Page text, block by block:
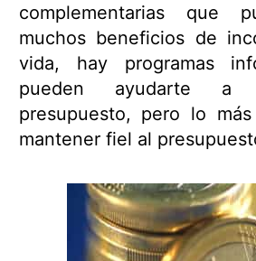
complementarias que
muchos beneficios de
vida, hay programas
pueden ayudarte a
presupuesto, pero lo
mantener fiel al